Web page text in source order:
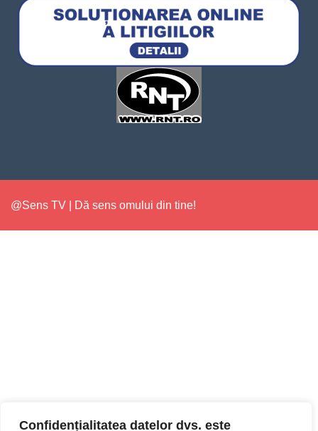
Confidențialitatea datelor dvs. este
@Sens TV | Dă sens omului din tine!